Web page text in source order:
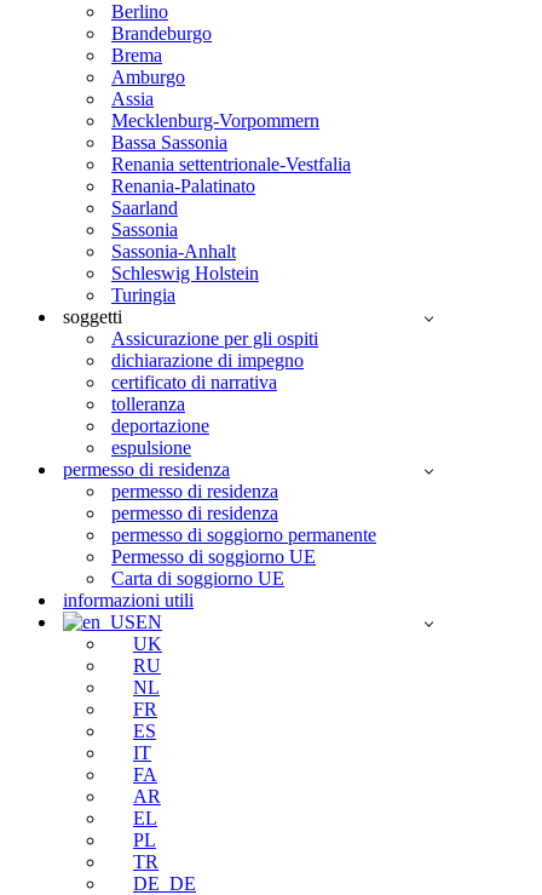
Berlino
Brandeburgo
Brema
Amburgo
Assia
Mecklenburg-Vorpommern
Bassa Sassonia
Renania settentrionale-Vestfalia
Renania-Palatinato
Saarland
Sassonia
Sassonia-Anhalt
Schleswig Holstein
Turingia
soggetti
Assicurazione per gli ospiti
dichiarazione di impegno
certificato di narrativa
tolleranza
deportazione
espulsione
permesso di residenza
permesso di residenza
permesso di residenza
permesso di soggiorno permanente
Permesso di soggiorno UE
Carta di soggiorno UE
informazioni utili
EN
UK
RU
NL
FR
ES
IT
FA
AR
EL
PL
TR
DE_DE